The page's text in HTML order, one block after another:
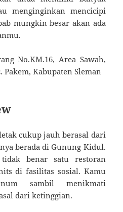
menginginkan mencicipi
mungkin besar akan ada
No.KM.16, Area Sawah,
Pakem, Kabupaten Sleman
cukup jauh berasal dari
berada di Gunung Kidul.
benar satu restoran
di fasilitas sosial. Kamu
sambil menikmati
dari ketinggian.